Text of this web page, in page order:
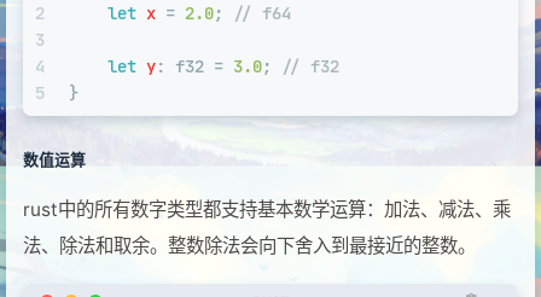
2
3
4
5
let x = 2.0; // f64
let y: f32 = 3.0;
// f32
}
数值运算
rust中的所有数字类型都支持基本数学运算：加法、减法、乘
法、除法和取余。整数除法会向下舍入到最接近的整数。